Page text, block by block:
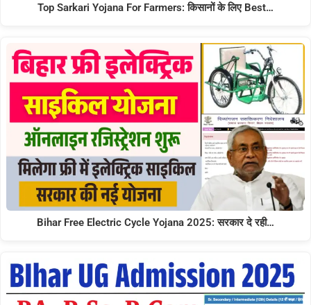
Top Sarkari Yojana For Farmers: किसानों के लिए Best…
Bihar Free Electric Cycle Yojana 2025: सरकार दे रही…